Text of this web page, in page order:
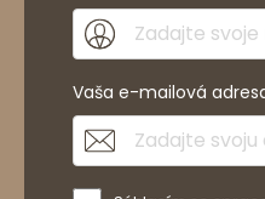
Vaša e-mailová